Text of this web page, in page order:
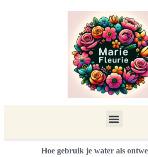
Hoe gebruik je water als